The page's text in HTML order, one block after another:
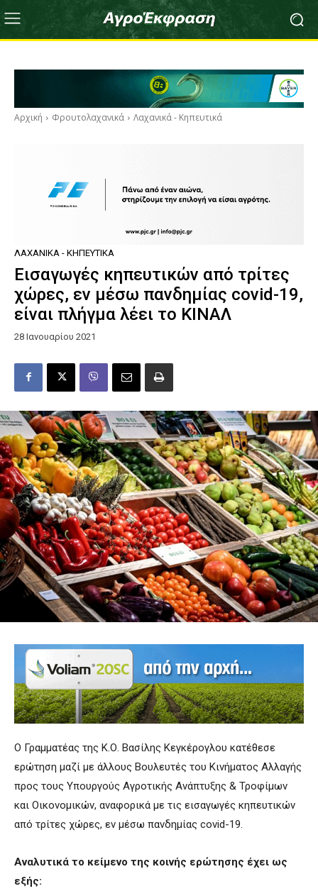
Αρχική Φρουτολαχανικά Λαχανικά - Κηπευτικά
ΛΑΧΑΝΙΚΆ - ΚΗΠΕΥΤΙΚΆ
Εισαγωγές κηπευτικών από τρίτες
χώρες, εν μέσω πανδημίας covid-19,
είναι πλήγμα λέει το ΚΙΝΑΛ
28 Ιανουαρίου 2021
Ο Γραμματέας της Κ.Ο. Βασίλης Κεγκέρογλου κατέθεσε
ερώτηση μαζί με άλλους Βουλευτές του Κινήματος Αλλαγής
προς τους Υπουργούς Αγροτικής Ανάπτυξης & Τροφίμων
και Οικονομικών, αναφορικά με τις εισαγωγές κηπευτικών
από τρίτες χώρες, εν μέσω πανδημίας covid-19.
Αναλυτικά το κείμενο της κοινής ερώτησης έχει ως
εξής: